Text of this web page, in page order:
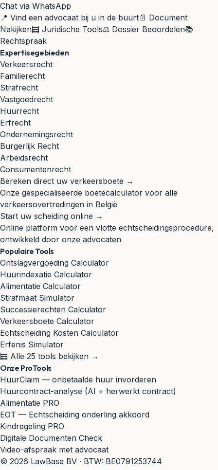
Chat via WhatsApp
📍 Vind een advocaat bij u in de buurt 📄 Document
Nakijken🧮 Juridische Tools⚖️ Dossier Beoordelen📚
Rechtspraak
Expertisegebieden
Verkeersrecht
Familierecht
Strafrecht
Vastgoedrecht
Huurrecht
Erfrecht
Ondernemingsrecht
Burgerlijk Recht
Arbeidsrecht
Consumentenrecht
Bereken direct uw verkeersboete →
Onze gespecialiseerde boetecalculator voor alle
verkeersovertredingen in België
Start uw scheiding online →
Online platform voor een vlotte echtscheidingsprocedure,
ontwikkeld door onze advocaten
Populaire Tools
Ontslagvergoeding Calculator
Huurindexatie Calculator
Alimentatie Calculator
Strafmaat Simulator
Successierechten Calculator
Verkeersboete Calculator
Echtscheiding Kosten Calculator
Erfenis Simulator
🧮 Alle 25 tools bekijken →
Onze ProTools
HuurClaim — onbetaalde huur invorderen
Huurcontract-analyse (AI + herwerkt contract)
Alimentatie PRO
EOT — Echtscheiding onderling akkoord
Kindregeling PRO
Digitale Documenten Check
Video-afspraak met advocaat
© 2026 LawBase BV · BTW: BE0791253744